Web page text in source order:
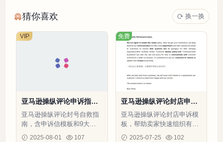
猜你喜欢 换一换
亚马逊操纵评论申诉指南-
7页
亚马逊操纵评论封号自救指
南，含申诉信模板和9大预
防措施，快速恢复销售权限
2025-08-01 107
VIP
亚马逊操纵评论封店申诉
模板-2页
亚马逊操纵评论封店申诉模
板，帮助卖家快速组织有效
申诉，争取恢复销售权限。
2025-07-25 102
免费